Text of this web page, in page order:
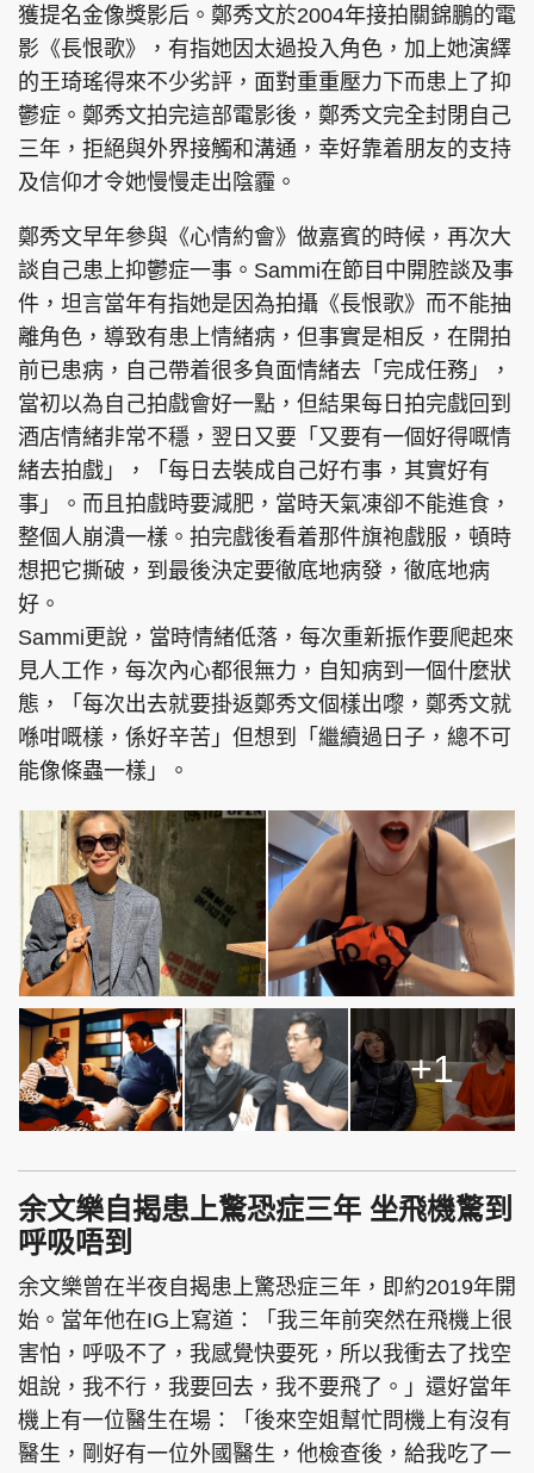
獲提名金像獎影后。鄭秀文於2004年接拍關錦鵬的電
影《長恨歌》，有指她因太過投入角色，加上她演繹
的王琦瑤得來不少劣評，面對重重壓力下而患上了抑
鬱症。鄭秀文拍完這部電影後，鄭秀文完全封閉自己
三年，拒絕與外界接觸和溝通，幸好靠着朋友的支持
及信仰才令她慢慢走出陰霾。
鄭秀文早年參與《心情約會》做嘉賓的時候，再次大
談自己患上抑鬱症一事。Sammi在節目中開腔談及事
件，坦言當年有指她是因為拍攝《長恨歌》而不能抽
離角色，導致有患上情緒病，但事實是相反，在開拍
前已患病，自己帶着很多負面情緒去「完成任務」，
當初以為自己拍戲會好一點，但結果每日拍完戲回到
酒店情緒非常不穩，翌日又要「又要有一個好得嘅情
緒去拍戲」，「每日去裝成自己好冇事，其實好有
事」。而且拍戲時要減肥，當時天氣凍卻不能進食，
整個人崩潰一樣。拍完戲後看着那件旗袍戲服，頓時
想把它撕破，到最後決定要徹底地病發，徹底地病
好。
Sammi更說，當時情緒低落，每次重新振作要爬起來
見人工作，每次內心都很無力，自知病到一個什麼狀
態，「每次出去就要掛返鄭秀文個樣出嚟，鄭秀文就
喺咁嘅樣，係好辛苦」但想到「繼續過日子，總不可
能像條蟲一樣」。
+1
余文樂自揭患上驚恐症三年 坐飛機驚到
呼吸唔到
余文樂曾在半夜自揭患上驚恐症三年，即約2019年開
始。當年他在IG上寫道：「我三年前突然在飛機上很
害怕，呼吸不了，我感覺快要死，所以我衝去了找空
姐說，我不行，我要回去，我不要飛了。」還好當年
機上有一位醫生在場：「後來空姐幫忙問機上有沒有
醫生，剛好有一位外國醫生，他檢查後，給我吃了一